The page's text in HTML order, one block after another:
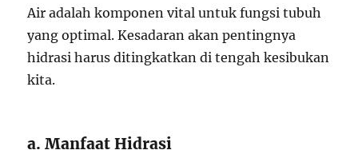
Air adalah komponen vital untuk fungsi tubuh
yang optimal. Kesadaran akan pentingnya
hidrasi harus ditingkatkan di tengah kesibukan
kita.
a. Manfaat Hidrasi